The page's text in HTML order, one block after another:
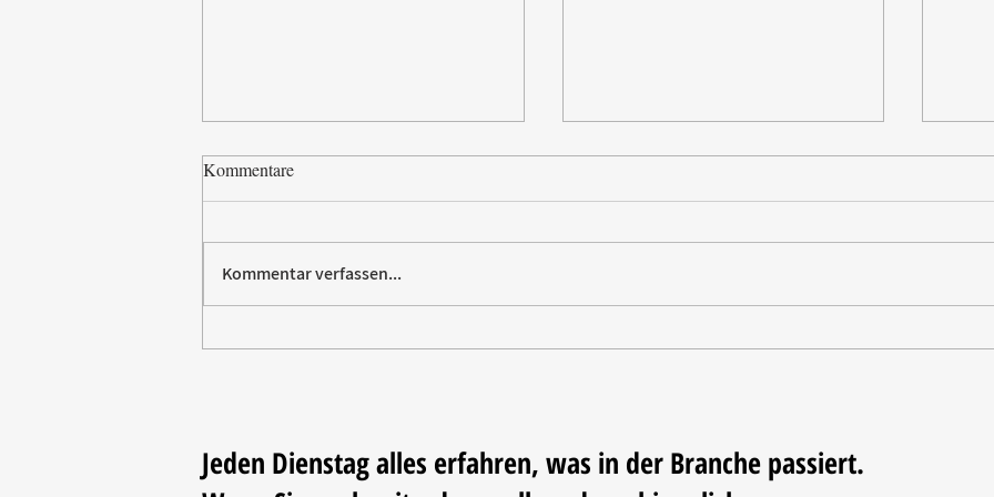
Paw Patrol erobert die
Tischdekoration mit Mehrwert:
Kommentare
Kommentar verfassen...
Jeden Dienstag alles erfahren, was in der Branche passiert.